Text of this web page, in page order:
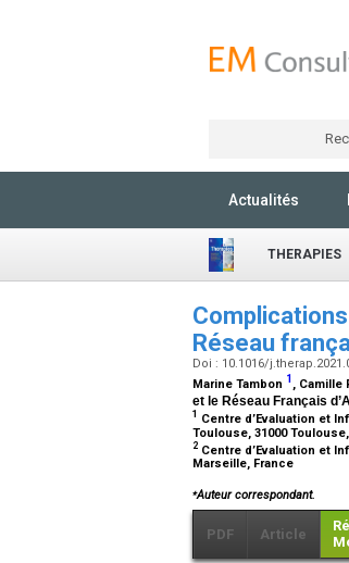
Actualités
THERAPIES
Réseau
Doi : 10.1016/
Marine Tambon 1 , Camille
et le Réseau Français
1 Centre d’Evaluation et
Toulouse, 31000
2 Centre d’Evaluation et
Marseille, France
⁎Auteur correspondant.
PDF Article